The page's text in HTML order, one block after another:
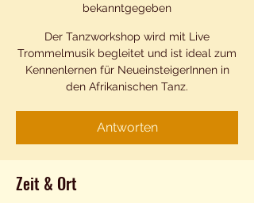
bekanntgegeben
Der Tanzworkshop wird mit Live
Trommelmusik begleitet und ist ideal zum
Kennenlernen für NeueinsteigerInnen in
den Afrikanischen Tanz.
Antworten
Zeit & Ort